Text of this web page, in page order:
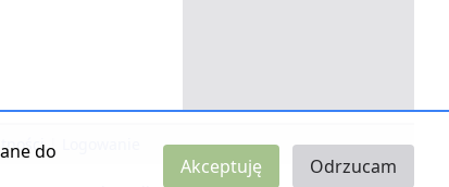
|
do
Akceptuję Odrzucam